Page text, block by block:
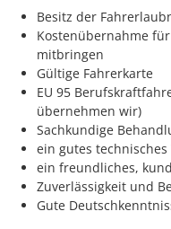
Besitz der
Kostenübernahme
mitbringen
Gültige Fahrerkarte
EU 95
übernehmen wir)
Sachkundige
ein gutes
ein freundliches,
Zuverlässigkeit und
Gute